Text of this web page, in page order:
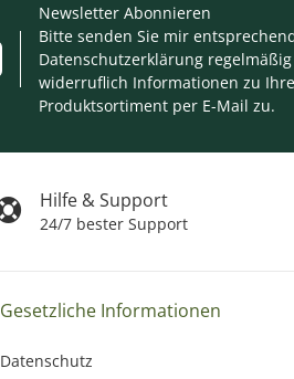
Hilfe & Support
24/7 bester Support
Newsletter Abonnieren
Bitte senden Sie mir
Datenschutzerklärung
widerruflich Informationen zu
Produktsortiment per E-Mail zu.
Gesetzliche Informationen
Datenschutz